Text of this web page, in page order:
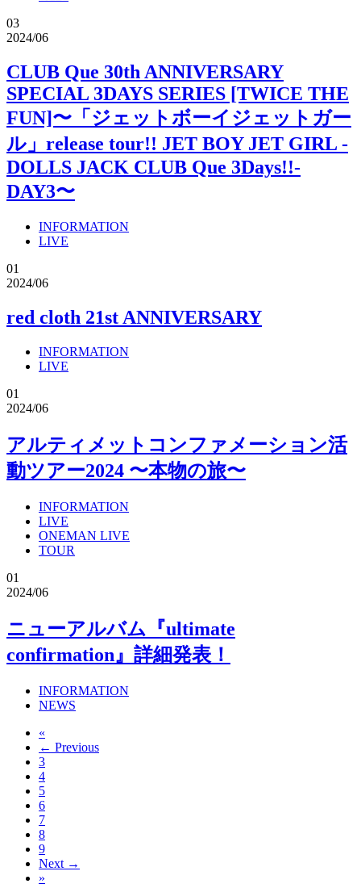
03
2024/06
CLUB Que 30th ANNIVERSARY
SPECIAL 3DAYS SERIES [TWICE THE
FUN]〜「ジェットボーイジェットガー
ル」release tour!! JET BOY JET GIRL -
DOLLS JACK CLUB Que 3Days!!-
DAY3〜
INFORMATION
LIVE
01
2024/06
red cloth 21st ANNIVERSARY
INFORMATION
LIVE
01
2024/06
アルティメットコンファメーション活
動ツアー2024 〜本物の旅〜
INFORMATION
LIVE
ONEMAN LIVE
TOUR
01
2024/06
ニューアルバム『ultimate
confirmation』詳細発表！
INFORMATION
NEWS
«
← Previous
3
4
5
6
7
8
9
Next →
»